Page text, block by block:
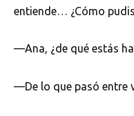
entiende… ¿Cómo
—Ana, ¿de qué estás
—De lo que pasó entre